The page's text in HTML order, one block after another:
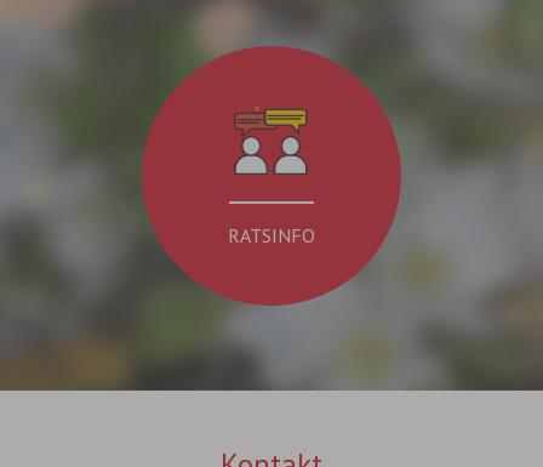
RATSINFO